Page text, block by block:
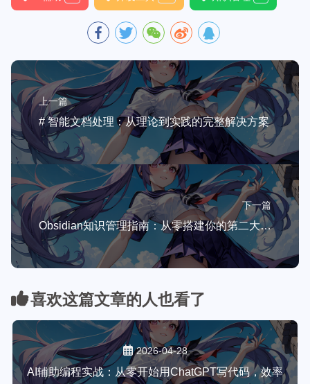
上一篇
# 智能文档处理：从理论到实践的完整解决方案
下一篇
Obsidian知识管理指南：从零搭建你的第二大脑，效率翻倍！
喜欢这篇文章的人也看了
2026-04-28
AI辅助编程实战：从零开始用ChatGPT写代码，效率